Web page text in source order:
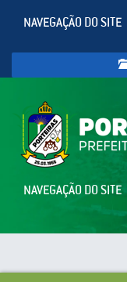
NAVEGAÇÃO DO SITE
NAVEGAÇÃO DO SITE